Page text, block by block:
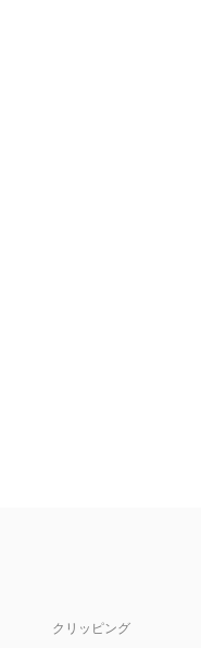
クリッピング